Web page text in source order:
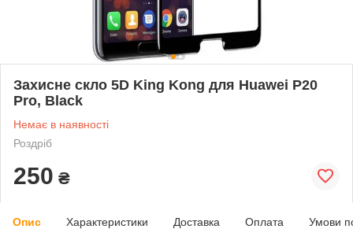
Захисне скло 5D King Kong для Huawei P20
Pro, Black
Немає в наявності
Роздріб
250 ₴
Опис Характеристики Доставка Оплата Умови